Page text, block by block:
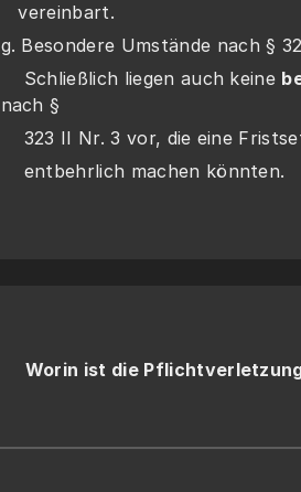
   vereinbart.
g. Besondere Umstände nach §
    Schließlich liegen auch keine
nach §
323 II Nr. 3 vor, die eine
    entbehrlich machen könnten.
Worin ist die